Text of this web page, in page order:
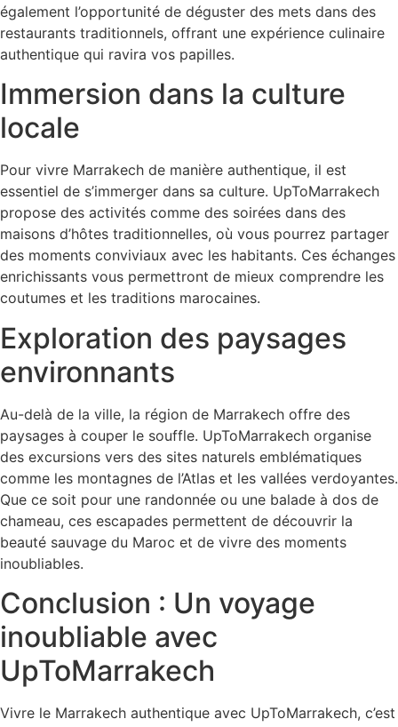
également l’opportunité de déguster des mets dans des
restaurants traditionnels, offrant une expérience culinaire
authentique qui ravira vos papilles.
Immersion dans la culture
locale
Pour vivre Marrakech de manière authentique, il est
essentiel de s’immerger dans sa culture. UpToMarrakech
propose des activités comme des soirées dans des
maisons d’hôtes traditionnelles, où vous pourrez partager
des moments conviviaux avec les habitants. Ces échanges
enrichissants vous permettront de mieux comprendre les
coutumes et les traditions marocaines.
Exploration des paysages
environnants
Au-delà de la ville, la région de Marrakech offre des
paysages à couper le souffle. UpToMarrakech organise
des excursions vers des sites naturels emblématiques
comme les montagnes de l’Atlas et les vallées verdoyantes.
Que ce soit pour une randonnée ou une balade à dos de
chameau, ces escapades permettent de découvrir la
beauté sauvage du Maroc et de vivre des moments
inoubliables.
Conclusion : Un voyage
inoubliable avec
UpToMarrakech
Vivre le Marrakech authentique avec UpToMarrakech, c’est